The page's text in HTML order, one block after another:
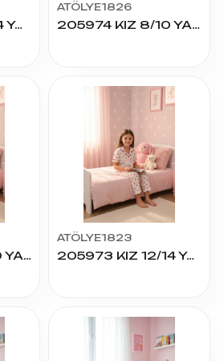
205974 KIZ 12/14 YAŞ K.KOL PİJAMA TAKIM
ATÖLYE1826
205974 KIZ 8/10 YAŞ K.KOL PİJAMA TAKIM
205973 KIZ 8/10 YAŞ K.KOL PİJAMA TAKIM
ATÖLYE1823
205973 KIZ 12/14 YAŞ K.KOL PİJAMA TAKIM